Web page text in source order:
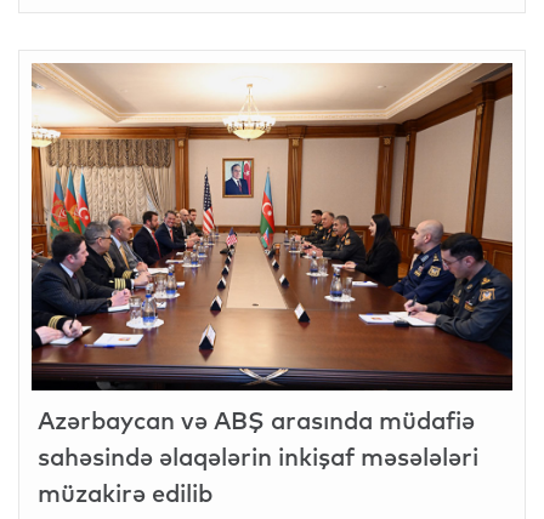
Azərbaycan və ABŞ arasında müdafiə
sahəsində əlaqələrin inkişaf məsələləri
müzakirə edilib